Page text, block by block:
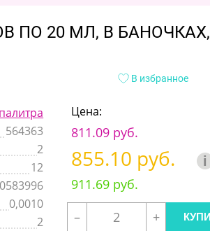
ПО 20 МЛ, В БАНОЧКАХ,
В избранное
564363
2
12
0,0010
2
Цена:
811.09 руб.
855.10 руб. i
911.69 руб.
–
+